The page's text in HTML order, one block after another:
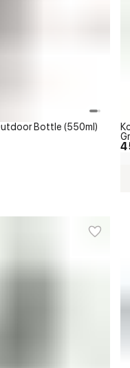
Bottle (550ml)
4